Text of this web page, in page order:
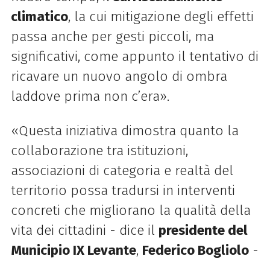
climatico, la cui mitigazione degli effetti
passa anche per gesti piccoli, ma
significativi, come appunto il tentativo di
ricavare un nuovo angolo di ombra
laddove prima non c’era».
«Questa iniziativa dimostra quanto la
collaborazione tra istituzioni,
associazioni di categoria e realtà del
territorio possa tradursi in interventi
concreti che migliorano la qualità della
vita dei cittadini - dice il presidente del
Municipio IX Levante, Federico Bogliolo-